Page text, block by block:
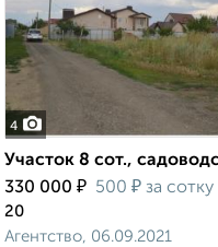
4
Участок 8 сот.,
330 000 ₽ 500 ₽ за сотку
20
Агентство, 06.09.2021